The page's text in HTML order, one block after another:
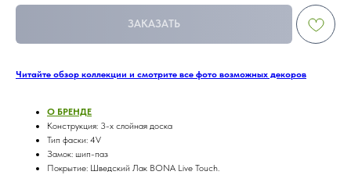
ЗАКАЗАТЬ
Читайте обзор коллекции и смотрите все фото возможных декоров
О БРЕНДE
Конструкция: 3-х слойная доска
Тип фаски: 4V
Замок: шип-паз
Покрытие: Шведский Лак BONA Live Touch.